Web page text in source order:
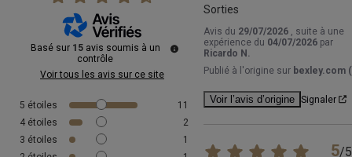
Basé sur 15 avis soumis à un
contrôle
Voir tous les avis sur ce site
5 étoiles
11
4 étoiles
2
3 étoiles
1
Sorties
Avis du 29/07/2026 , suite à une
expérience du 04/07/2026 par
Ricardo N.
Publié à l'origine sur bexley.com
Voir l’avis d’origine Signaler
5/5